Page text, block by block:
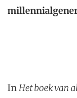
InHet boek van